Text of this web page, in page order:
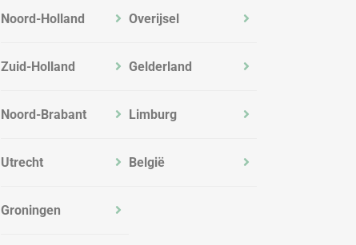
Noord-Holland
Zuid-Holland
Noord-Brabant
Utrecht
Groningen
Overijsel
Gelderland
Limburg
België